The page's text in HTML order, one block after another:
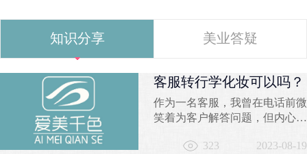
知识分享 美业答疑
客服转行学化妆可以吗？
作为一名客服，我曾在电话前微
笑着为客户解答问题，但内心深
问：“我是否能找到一份更加充
323 2023-08-19